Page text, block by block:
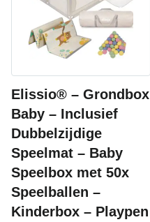
Elissio® – Grondbox
Baby – Inclusief
Dubbelzijdige
Speelmat – Baby
Speelbox met 50x
Speelballen –
Kinderbox – Playpen